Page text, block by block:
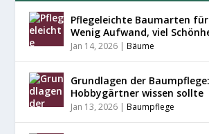
Pflegeleichte Baumarten
Wenig Aufwand, viel
Jan 14, 2026 |Bäume
Grundlagen der
Hobbygärtner wissen sollte
Jan 13, 2026 |Baumpflege